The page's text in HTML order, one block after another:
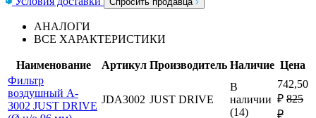
АНАЛОГИ
ВСЕ ХАРАКТЕРИСТИКИ
Наименование Артикул Производитель Наличие Цена
Фильтр
воздушный A-
3002 JUST DRIVE
JDA3002 JUST DRIVE
В
наличии
(14)
742,50
₽ 825
₽